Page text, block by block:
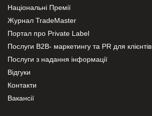
Національні Премії
Журнал TradeMaster
Портал про Private Label
Послуги В2В- маркетингу та PR для клієнтів
Послуги з надання інформації
Відгуки
Контакти
Вакансії